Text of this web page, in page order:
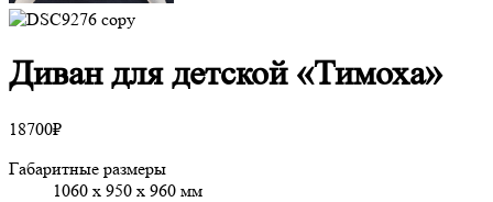
Диван для детской «Тимоха»
18700₽
Габаритные размеры
1060 х 950 х 960 мм